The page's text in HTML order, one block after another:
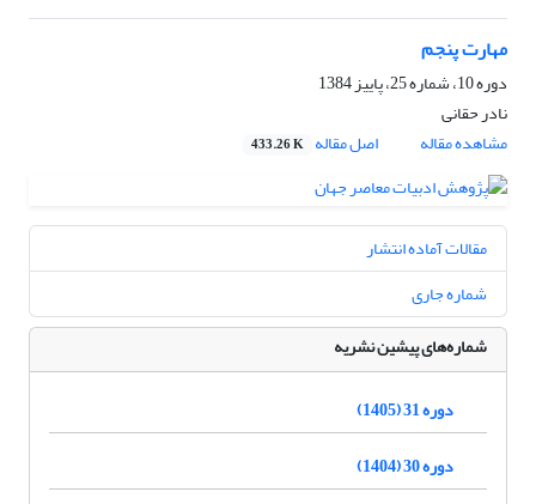
مهارت پنجم
دوره 10، شماره 25، پاییز 1384
نادر حقانى
مشاهده مقاله
اصل مقاله 433.26 K
مقالات آماده انتشار
شماره جاری
شماره‌های پیشین نشریه
دوره 31 (1405)
دوره 30 (1404)